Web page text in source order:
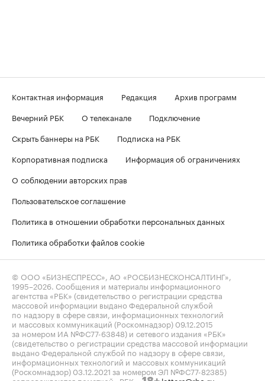
Контактная информация Редакция
Архив программ
Вечерний РБК
О телеканале
Подключение
Скрыть баннеры на РБК
Подписка на РБК
Корпоративная подписка
Информация об ограничениях
О соблюдении авторских прав
Пользовательское соглашение
Политика в отношении обработки персональных данных
Политика обработки файлов cookie
© ООО «БИЗНЕСПРЕСС», АО «РОСБИЗНЕСКОНСАЛТИНГ»,
1995–2026 . Сообщения и материалы информационного
агентства «РБК» (свидетельство о регистрации средства
массовой информации выдано Федеральной службой
по надзору в сфере связи, информационных технологий
и массовых коммуникаций (Роскомнадзор) 09.12.2015
за номером ИА №ФС77-63848) и сетевого издания «РБК»
(свидетельство о регистрации средства массовой информации
выдано Федеральной службой по надзору в сфере связи,
информационных технологий и массовых коммуникаций
(Роскомнадзор) 03.12.2021 за номером ЭЛ №ФС77-82385)